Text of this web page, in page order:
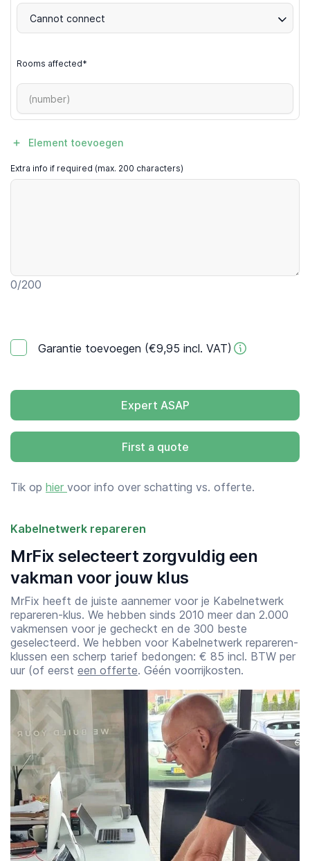
Cannot connect
Rooms affected*
Element toevoegen
Extra info if required (max. 200 characters)
0/200
Garantie toevoegen (€9,95 incl. VAT)
Expert ASAP
First a quote
Tik op hier voor info over schatting vs. offerte.
Kabelnetwerk repareren
MrFix selecteert zorgvuldig een
vakman voor jouw klus
MrFix heeft de juiste aannemer voor je Kabelnetwerk
repareren-klus. We hebben sinds 2010 meer dan 2.000
vakmensen voor je gecheckt en de 300 beste
geselecteerd. We hebben voor Kabelnetwerk repareren-
klussen een scherp tarief bedongen: € 85 incl. BTW per
uur (of eerst een offerte. Géén voorrijkosten.